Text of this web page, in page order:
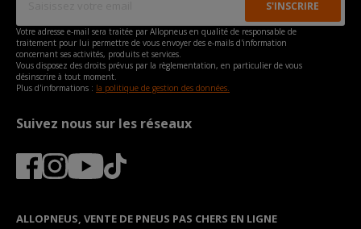
Votre adresse e-mail sera traitée par Allopneus en qualité de responsable de
traitement pour lui permettre de vous envoyer des e-mails d'information
concernant ses activités, produits et services.
Vous disposez des droits prévus par la règlementation, en particulier de vous
désinscrire à tout moment.
Plus d'informations : la politique de gestion des données.
Suivez nous sur les réseaux
ALLOPNEUS, VENTE DE PNEUS PAS CHERS EN LIGNE